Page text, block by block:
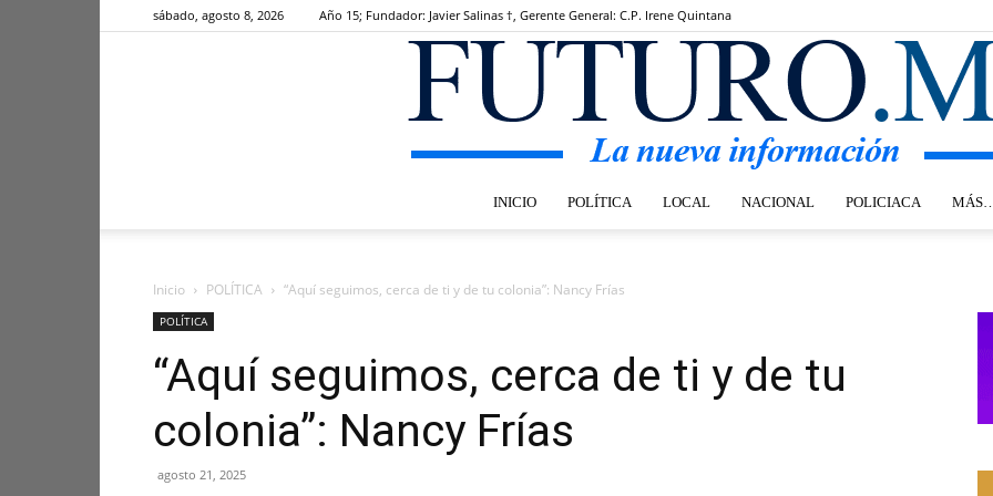
sábado, agosto 8, 2026 Año 15; Fundador: Javier Salinas †, Gerente General: C.P. Irene Quintana
INICIO POLÍTICA LOCAL NACIONAL POLICIACA
Inicio POLÍTICA “Aquí seguimos, cerca de ti y de tu colonia”: Nancy Frías
POLÍTICA
“Aquí seguimos, cerca de ti y de tu
colonia”: Nancy Frías
agosto 21, 2025